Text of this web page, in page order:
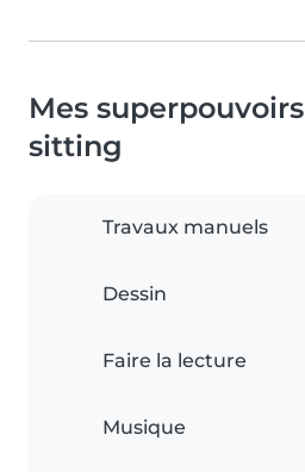
Mes
sitting
Travaux manuels
Dessin
Faire la lecture
Musique